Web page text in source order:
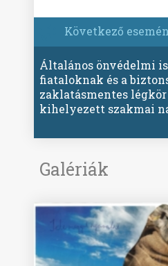
Következő
Általános önvédelmi
fiataloknak és a
zaklatásmentes
kihelyezett szakmai
Galériák